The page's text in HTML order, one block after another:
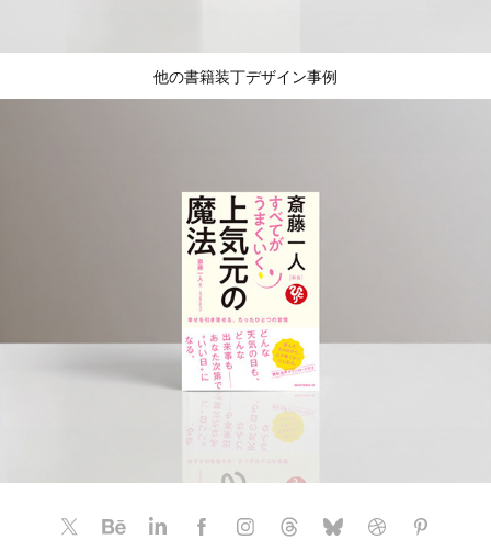
他の書籍装丁デザイン事例